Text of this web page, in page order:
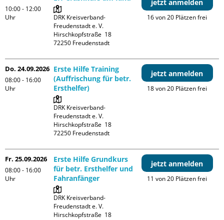
10:00 - 12:00
Uhr
DRK Kreisverband-
Freudenstadt e. V.
Hirschkopfstraße  18
jetzt anmelden
16 von 20 Plätzen frei
Do. 24.09.2026
08:00 - 16:00
Uhr
Erste Hilfe Training
(Auffrischung für betr.
Ersthelfer)
DRK Kreisverband-
Freudenstadt e. V.
Hirschkopfstraße  18
jetzt anmelden
18 von 20 Plätzen frei
Fr. 25.09.2026
08:00 - 16:00
Uhr
Erste Hilfe Grundkurs
für betr. Ersthelfer und
Fahranfänger
DRK Kreisverband-
Freudenstadt e. V.
Hirschkopfstraße  18
jetzt anmelden
11 von 20 Plätzen frei